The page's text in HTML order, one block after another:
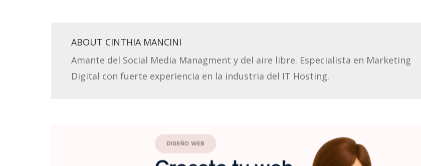
ABOUT CINTHIA MANCINI
Amante del Social Media Managment y del aire libre. Especialista en Marketing
Digital con fuerte experiencia en la industria del IT Hosting.